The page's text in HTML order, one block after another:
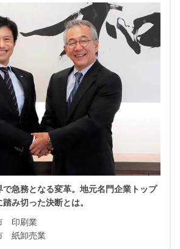
急務となる変革。地元名門企業トップ
み切った決断とは。
印刷業
紙卸売業